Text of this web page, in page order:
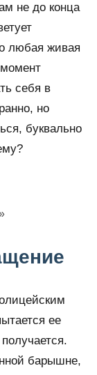
не до конца
любая живая
себя в
но
буквально
ее
барышне,